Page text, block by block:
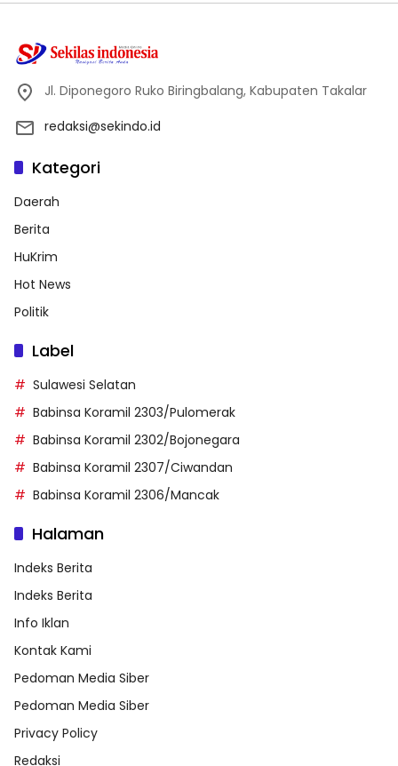
Jl. Diponegoro Ruko Biringbalang, Kabupaten Takalar
redaksi@sekindo.id
Kategori
Daerah
Berita
HuKrim
Hot News
Politik
Label
Sulawesi Selatan
Babinsa Koramil 2303/Pulomerak
Babinsa Koramil 2302/Bojonegara
Babinsa Koramil 2307/Ciwandan
Babinsa Koramil 2306/Mancak
Halaman
Indeks Berita
Indeks Berita
Info Iklan
Kontak Kami
Pedoman Media Siber
Pedoman Media Siber
Privacy Policy
Redaksi